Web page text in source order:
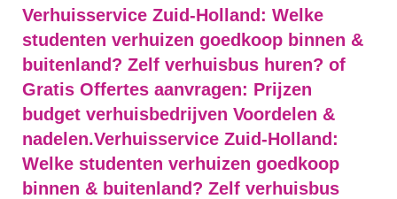
Verhuisservice Zuid-Holland: Welke
studenten verhuizen goedkoop binnen &
buitenland? Zelf verhuisbus huren? of
Gratis Offertes aanvragen: Prijzen
budget verhuisbedrijven Voordelen &
nadelen.Verhuisservice Zuid-Holland:
Welke studenten verhuizen goedkoop
binnen & buitenland? Zelf verhuisbus